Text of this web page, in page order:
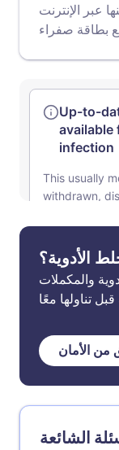
عبر الإنترنت
بطاقة صفراء
الأدوية؟
والمكملات
من الأمان
الشائعة